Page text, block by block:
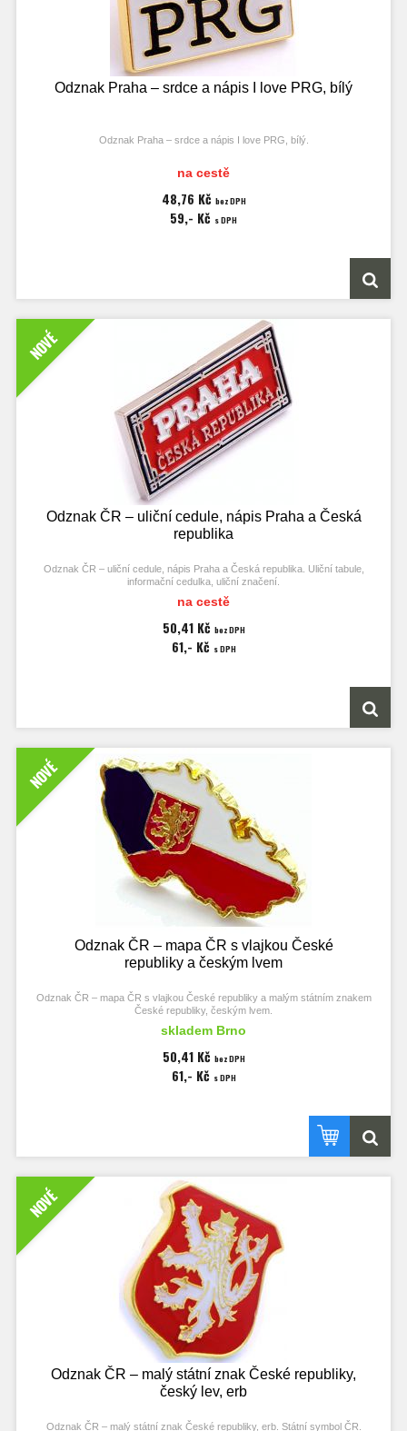
Odznak Praha – srdce a nápis I love PRG, bílý
Odznak Praha – srdce a nápis I love PRG, bílý.
Rozměry odznaku 21x17 mm.
na cestě
48,76 Kč bez DPH
59,- Kč s DPH
NOVÉ
Odznak ČR – uliční cedule, nápis Praha a Česká
republika
Odznak ČR – uliční cedule, nápis Praha a Česká republika. Uliční tabule,
informační cedulka, uliční značení.
Rozměry odznaku 31x14 mm.
na cestě
50,41 Kč bez DPH
61,- Kč s DPH
NOVÉ
Odznak ČR – mapa ČR s vlajkou České
republiky a českým lvem
Odznak ČR – mapa ČR s vlajkou České republiky a malým státním znakem
České republiky, českým lvem.
Rozměry odznaku 24x14 mm.
skladem Brno
50,41 Kč bez DPH
61,- Kč s DPH
NOVÉ
Odznak ČR – malý státní znak České republiky,
český lev, erb
Odznak ČR – malý státní znak České republiky, erb. Státní symbol ČR.